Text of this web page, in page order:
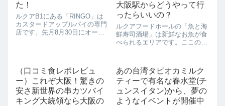
た！
ルクアB1にある「RINGO」は
カスタードアップルパイの専門
店です。先月8月30日にオープ
いるお店なんです。「ベイク」
もいまだに...
大阪駅からどうやって行
ったらいいの？
ルクアフードホールの「魚と海
鮮寿司酒場」は新鮮なお魚が食
べられるエリアです。ここの目
るんですよ。そして、そのさば
いたマグロをその場で買えるの
で、新鮮なマグロの味が堪能で
きます。もちろん...
（口コミ食レポレビュ
ー）これぞ大阪！驚きの
安さ新世界の串カツバイ
キング大統領なら大阪の
あの台湾タピオカミルク
ティーで有名な春水堂(チ
ュンスイタン)から、夢の
ようなイベントが開催中